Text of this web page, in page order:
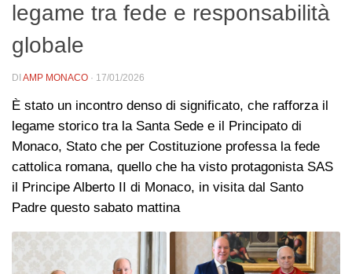
legame tra fede e responsabilità
globale
DI AMP MONACO · 17/01/2026
È stato un incontro denso di significato, che rafforza il
legame storico tra la Santa Sede e il Principato di
Monaco, Stato che per Costituzione professa la fede
cattolica romana, quello che ha visto protagonista SAS
il Principe Alberto II di Monaco, in visita dal Santo
Padre questo sabato mattina